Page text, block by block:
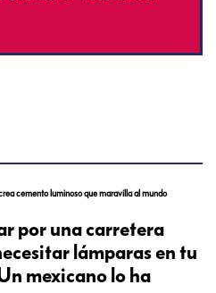
cemento luminoso que maravilla al mundo
por una carretera
lámparas en tu
mexicano lo ha